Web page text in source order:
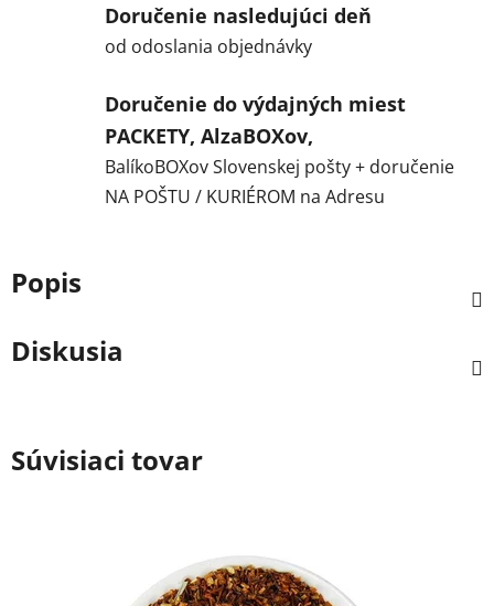
Doručenie nasledujúci deň
od odoslania objednávky
Doručenie do výdajných miest
PACKETY, AlzaBOXov,
BalíkoBOXov Slovenskej pošty + doručenie
NA POŠTU / KURIÉROM na Adresu
Popis
Diskusia
Súvisiaci tovar